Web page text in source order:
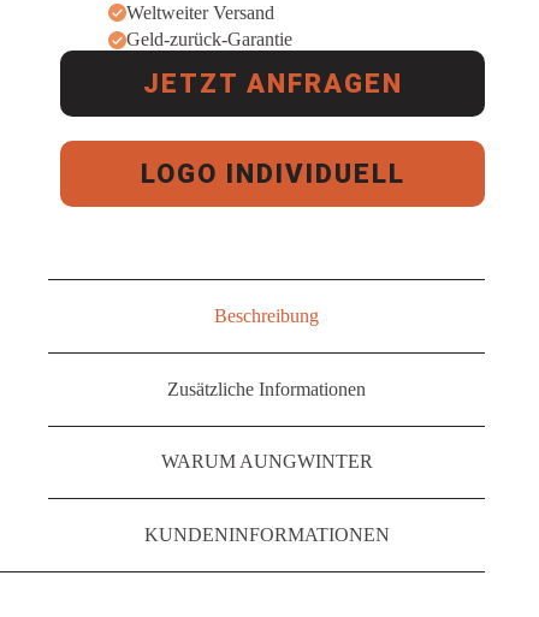
Weltweiter Versand
Geld-zurück-Garantie
JETZT ANFRAGEN
LOGO INDIVIDUELL
Beschreibung
Zusätzliche Informationen
WARUM AUNGWINTER
KUNDENINFORMATIONEN